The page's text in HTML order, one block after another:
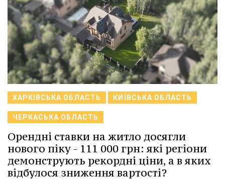
ХАРКІВСЬКА ОБЛАСТЬ КИЇВСЬКА ОБЛАСТЬ
ЧЕРКАСЬКА ОБЛАСТЬ
Орендні ставки на житло досягли
нового піку - 111 000 грн: які регіони
демонструють рекордні ціни, а в яких
відбулося зниження вартості?